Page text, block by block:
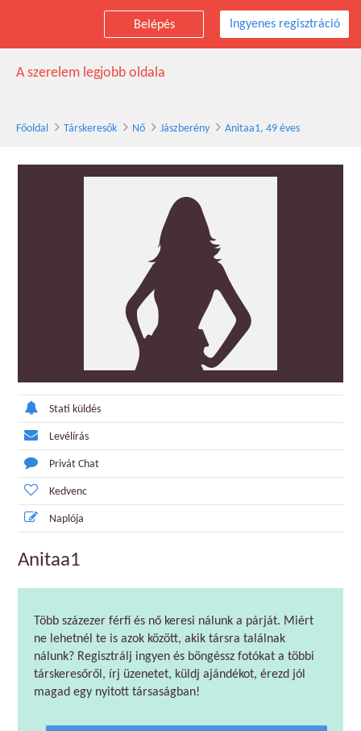
Belépés Ingyenes regisztráció
Anitaa1 társkereső nő, 49 éves, Jászberény
A szerelem legjobb oldala
Főoldal Társkeresők Nő Jászberény Anitaa1, 49 éves
Stati küldés
Levélírás
Privát Chat
Kedvenc
Naplója
Anitaa1
Több százezer férfi és nő keresi nálunk a párját. Miért
ne lehetnél te is azok között, akik társra találnak
nálunk? Regisztrálj ingyen és böngéssz fotókat a többi
társkeresőről, írj üzenetet, küldj ajándékot, érezd jól
magad egy nyitott társaságban!